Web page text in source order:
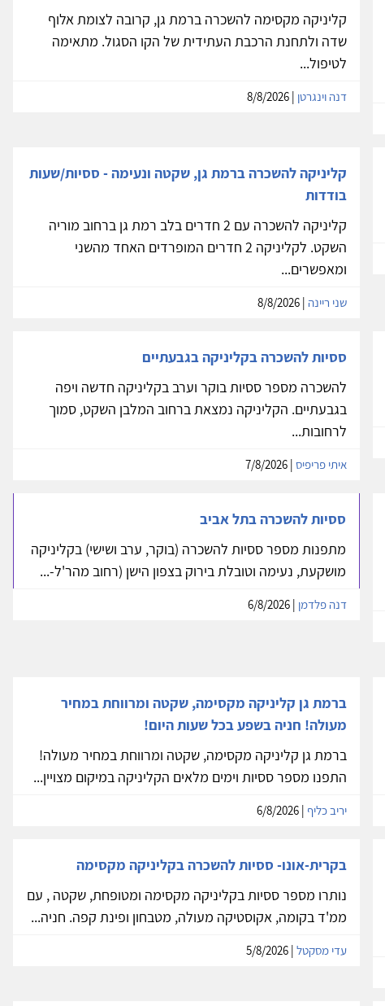
קליניקה מקסימה להשכרה ברמת גן, קרובה לצומת אלוף
שדה ולתחנת הרכבת העתידית של הקו הסגול. מתאימה
לטיפול...
דנה וינגרטן | 8/8/2026
קליניקה להשכרה ברמת גן, שקטה ונעימה - ססיות/שעות
בודדות
קליניקה להשכרה עם 2 חדרים בלב רמת גן ברחוב מוריה
השקט. לקליניקה 2 חדרים המופרדים האחד מהשני
ומאפשרים...
שני ריינה | 8/8/2026
ססיות להשכרה בקליניקה בגבעתיים
להשכרה מספר ססיות בוקר וערב בקליניקה חדשה ויפה
בגבעתיים. הקליניקה נמצאת ברחוב המלבן השקט, סמוך
לרחובות...
איתי פריפיס | 7/8/2026
ססיות להשכרה בתל אביב
מתפנות מספר ססיות להשכרה (בוקר, ערב ושישי) בקליניקה
מושקעת, נעימה וטובלת בירוק בצפון הישן (רחוב מהר'ל-...
דנה פלדמן | 6/8/2026
ברמת גן קליניקה מקסימה, שקטה ומרווחת במחיר
מעולה! חניה בשפע בכל שעות היום!
ברמת גן קליניקה מקסימה, שקטה ומרווחת במחיר מעולה!
התפנו מספר ססיות וימים מלאים הקליניקה במיקום מצויין...
יריב כליף | 6/8/2026
בקרית-אונו- ססיות להשכרה בקליניקה מקסימה
נותרו מספר ססיות בקליניקה מקסימה ומטופחת, שקטה , עם
ממ'ד בקומה, אקוסטיקה מעולה, מטבחון ופינת קפה. חניה...
עדי מסקטל | 5/8/2026